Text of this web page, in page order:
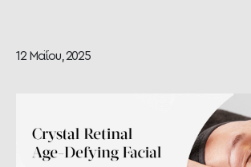
12 Μαΐου, 2025